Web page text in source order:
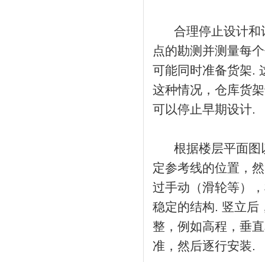
合理停止设计和
点的勘测并测量每
可能同时准备货架.
这种情况，仓库货
可以停止早期设计.
根据楼层平面图
定参考线的位置，
过手动（滑轮等）
稳定的结构. 竖立后
整，例如高程，垂
准，然后逐行安装.